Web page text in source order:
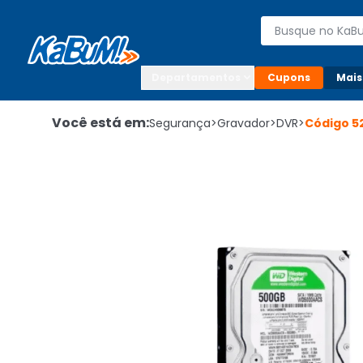
Buscar
Cupons
Você está em:Segurança>Gravador>DVR>Código